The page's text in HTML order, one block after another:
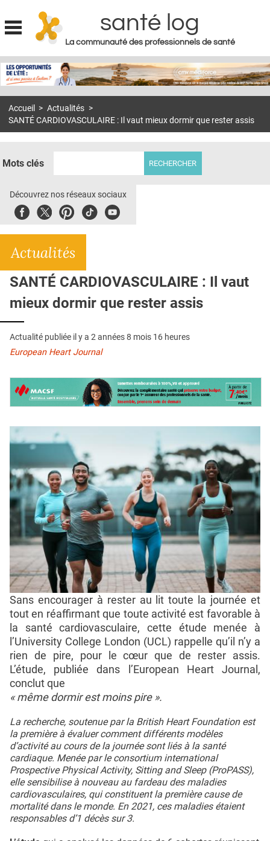
Jump to navigation
santé log
La communauté des professionnels de santé
MON COMPTE
S'ABONNER À LA REVUE SOIN À DOMICILE
DOSSIERS
E-REVUE SAD
L'APP
QUI SOMMES-NOUS ?
PUBLICITÉ
CONDITIONS GÉNÉRALES
CONTACT
Accueil > Actualités >
SANTÉ CARDIOVASCULAIRE : Il vaut mieux dormir que rester assis
Mots clés
Découvrez nos réseaux sociaux
FacebookTwitterPinterest
TiktokYoubute
Actualités
SANTÉ CARDIOVASCULAIRE : Il vaut
mieux dormir que rester assis
Actualité publiée il y a 2 années 8 mois 16 heures
European Heart Journal
Sans encourager à rester au lit toute la journée et
tout en réaffirmant que toute activité est favorable à
la santé cardiovasculaire, cette étude menée à
l’University College London (UCL) rappelle qu’il n’y a
rien de pire, pour le cœur que de rester assis.
L’étude, publiée dans l’European Heart Journal,
conclut que
« même dormir est moins pire ».
La recherche, soutenue par la British Heart Foundation est
la première à évaluer comment différents modèles
d’activité au cours de la journée sont liés à la santé
cardiaque. Menée par le consortium international
Prospective Physical Activity, Sitting and Sleep (ProPASS),
elle sensibilise à nouveau au fardeau des maladies
cardiovasculaires, qui constituent la première cause de
mortalité dans le monde. En 2021, ces maladies étaient
responsables d’1 décès sur 3.